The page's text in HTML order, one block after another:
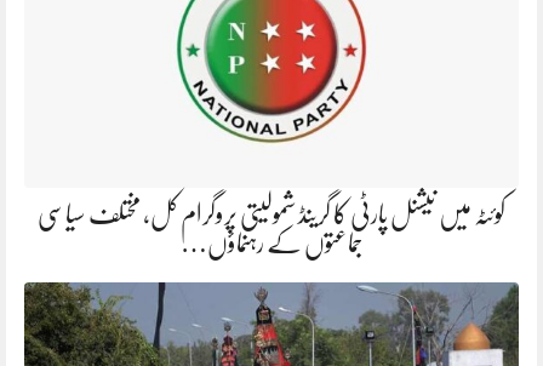
کوئٹہ میں نیشنل پارٹی کا گرینڈ شمولیتی پروگرام کل، مختلف سیاسی
جماعتوں کے رہنماؤں…